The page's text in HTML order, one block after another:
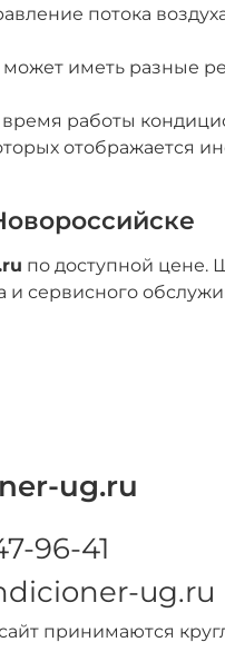
потока
иметь разные
работы
отображается
по доступной цене.
сервисного
ug.ru
96-41
ug.ru
принимаются